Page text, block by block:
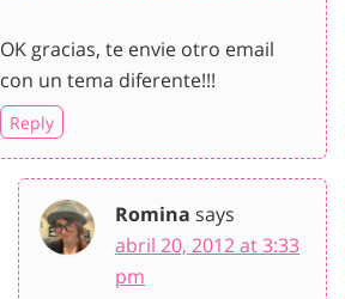
OK gracias, te envie otro email
con un tema diferente!!!
Reply
Romina says
abril 20, 2012 at 3:33
pm